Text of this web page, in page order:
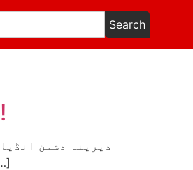
Search
انڈیا پاکستان کی نئی جنگ: طبقاتی جنگ ہی تمام جنگوں کا خاتمہ کرے گی!
کی صبح انڈین ایئر فورس نے پاکستان اور پاکستانی زیر تسلط